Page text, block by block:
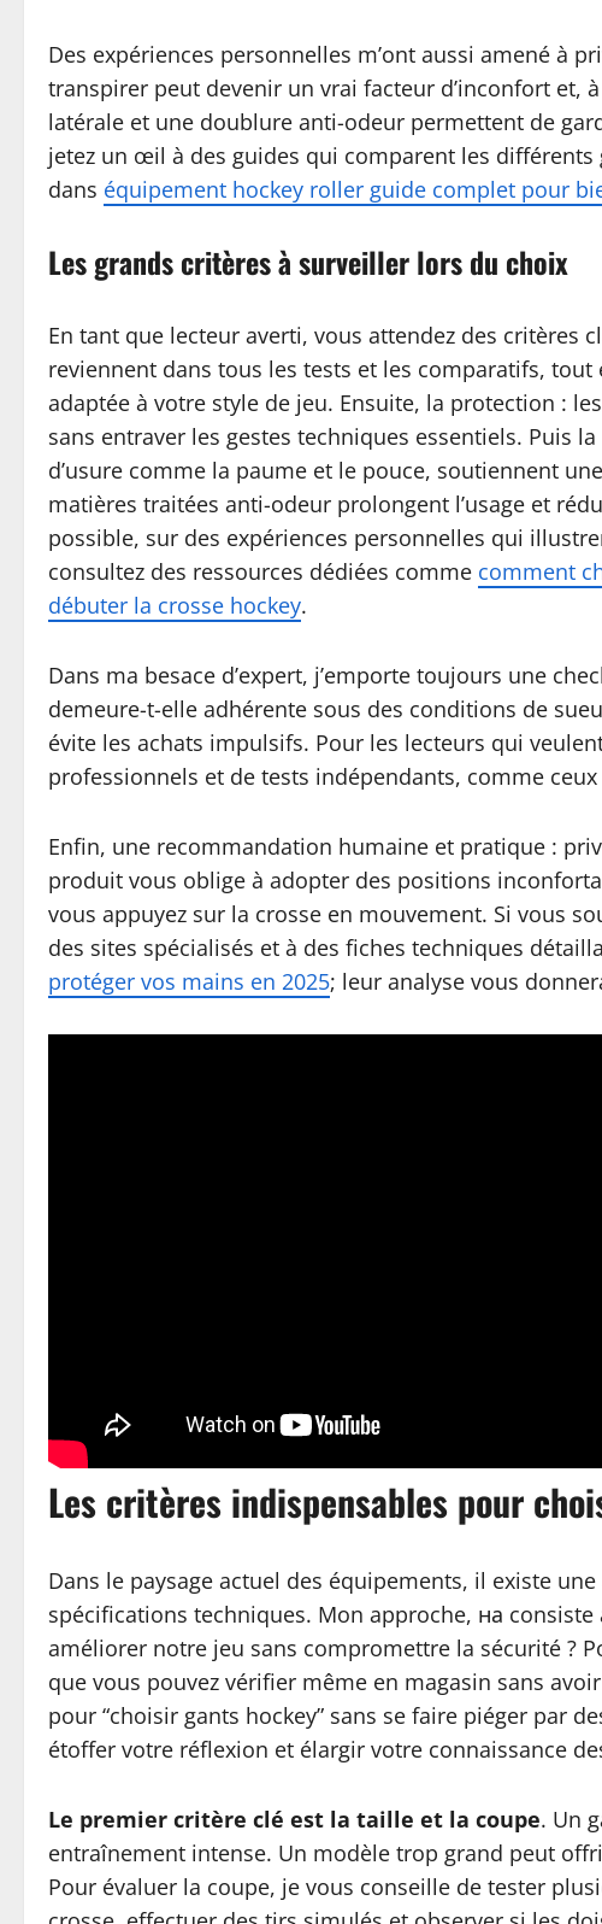
Des expériences personnelles m’ont aussi amené à
transpirer peut devenir un vrai facteur d’inconfort et,
latérale et une doublure anti-odeur permettent de
jetez un œil à des guides qui comparent les
dans équipement hockey roller guide complet pour
Les grands critères à surveiller lors du choix
En tant que lecteur averti, vous attendez des critères
reviennent dans tous les tests et les comparatifs,
adaptée à votre style de jeu. Ensuite, la protection :
sans entraver les gestes techniques essentiels. Puis
d’usure comme la paume et le pouce, soutiennent
matières traitées anti-odeur prolongent l’usage et
possible, sur des expériences personnelles qui
consultez des ressources dédiées comme comment
débuter la crosse hockey.
Dans ma besace d’expert, j’emporte toujours une
demeure-t-elle adhérente sous des conditions de
évite les achats impulsifs. Pour les lecteurs qui
professionnels et de tests indépendants, comme
Enfin, une recommandation humaine et pratique :
produit vous oblige à adopter des positions
vous appuyez sur la crosse en mouvement. Si vous
des sites spécialisés et à des fiches techniques
protéger vos mains en 2025; leur analyse vous
Les critères indispensables pour
Dans le paysage actuel des équipements, il existe
spécifications techniques. Mon approche, на
améliorer notre jeu sans compromettre la sécurité ?
que vous pouvez vérifier même en magasin sans
pour “choisir gants hockey” sans se faire piéger par
étoffer votre réflexion et élargir votre connaissance
Le premier critère clé est la taille et la coupe. Un
entraînement intense. Un modèle trop grand peut
Pour évaluer la coupe, je vous conseille de tester